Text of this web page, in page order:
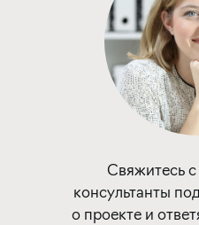
Свяжитесь
консультанты
о проекте и